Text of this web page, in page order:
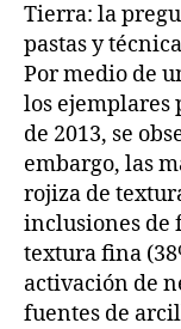
Tierra: la
pastas y
Por medio de
los ejemplares
de 2013, se
embargo, las
rojiza de
inclusiones de
textura fina
activación de
fuentes de